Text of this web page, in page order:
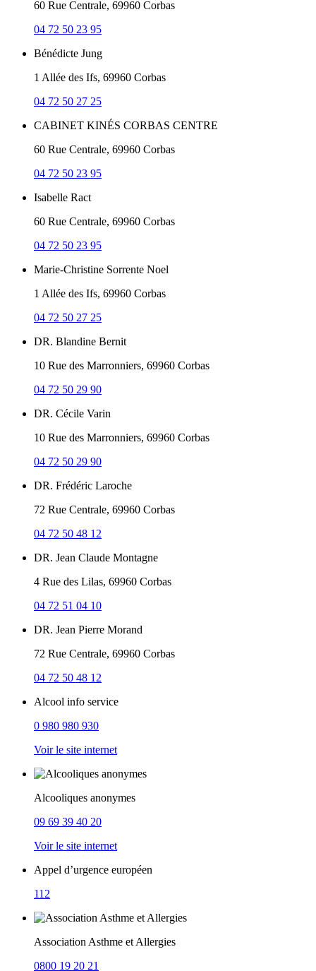
60 Rue Centrale, 69960 Corbas
04 72 50 23 95
Bénédicte Jung
1 Allée des Ifs, 69960 Corbas
04 72 50 27 25
CABINET KINÉS CORBAS CENTRE
60 Rue Centrale, 69960 Corbas
04 72 50 23 95
Isabelle Ract
60 Rue Centrale, 69960 Corbas
04 72 50 23 95
Marie-Christine Sorrente Noel
1 Allée des Ifs, 69960 Corbas
04 72 50 27 25
DR. Blandine Bernit
10 Rue des Marronniers, 69960 Corbas
04 72 50 29 90
DR. Cécile Varin
10 Rue des Marronniers, 69960 Corbas
04 72 50 29 90
DR. Frédéric Laroche
72 Rue Centrale, 69960 Corbas
04 72 50 48 12
DR. Jean Claude Montagne
4 Rue des Lilas, 69960 Corbas
04 72 51 04 10
DR. Jean Pierre Morand
72 Rue Centrale, 69960 Corbas
04 72 50 48 12
Alcool info service
0 980 980 930
Voir le site internet
Alcooliques anonymes
09 69 39 40 20
Voir le site internet
Appel d’urgence européen
112
Association Asthme et Allergies
0800 19 20 21